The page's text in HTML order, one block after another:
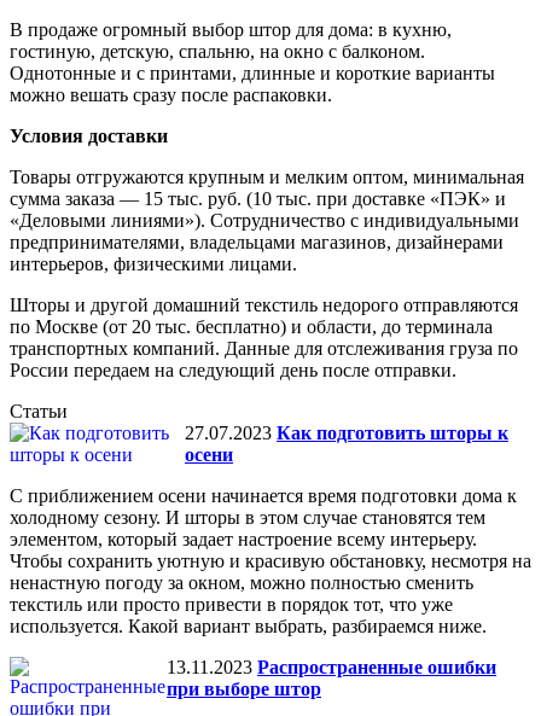
В продаже огромный выбор штор для дома: в кухню,
гостиную, детскую, спальню, на окно с балконом.
Однотонные и с принтами, длинные и короткие варианты
можно вешать сразу после распаковки.
Условия доставки
Товары отгружаются крупным и мелким оптом, минимальная
сумма заказа — 15 тыс. руб. (10 тыс. при доставке «ПЭК» и
«Деловыми линиями»). Сотрудничество с индивидуальными
предпринимателями, владельцами магазинов, дизайнерами
интерьеров, физическими лицами.
Шторы и другой домашний текстиль недорого отправляются
по Москве (от 20 тыс. бесплатно) и области, до терминала
транспортных компаний. Данные для отслеживания груза по
России передаем на следующий день после отправки.
Статьи
27.07.2023 Как подготовить шторы к
осени
С приближением осени начинается время подготовки дома к
холодному сезону. И шторы в этом случае становятся тем
элементом, который задает настроение всему интерьеру.
Чтобы сохранить уютную и красивую обстановку, несмотря на
ненастную погоду за окном, можно полностью сменить
текстиль или просто привести в порядок тот, что уже
используется. Какой вариант выбрать, разбираемся ниже.
13.11.2023 Распространенные ошибки
при выборе штор